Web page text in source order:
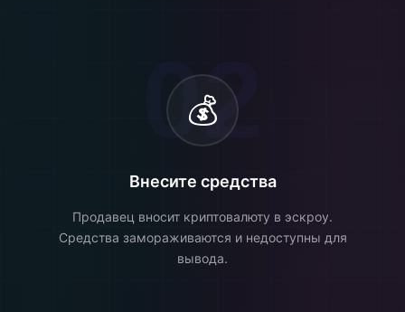
02
💰
Внесите средства
Продавец вносит криптовалюту в эскроу.
Средства замораживаются и недоступны для
вывода.